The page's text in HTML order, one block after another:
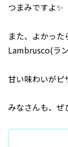
つまみですよ✨
また、よかっ
Lambrusco(ラ
甘い味わいがピ
みなさんも、ぜ